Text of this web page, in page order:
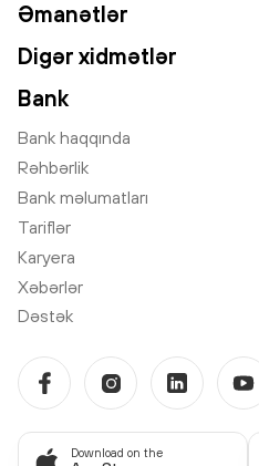
Əmanətlər
Digər xidmətlər
Bank
Bank haqqında
Rəhbərlik
Bank məlumatları
Tariflər
Karyera
Xəbərlər
Dəstək
Download on the